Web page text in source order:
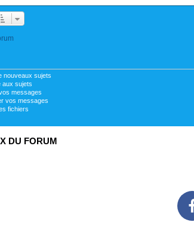
nouveaux sujets
aux sujets
messages
vos messages
fichiers
DU FORUM